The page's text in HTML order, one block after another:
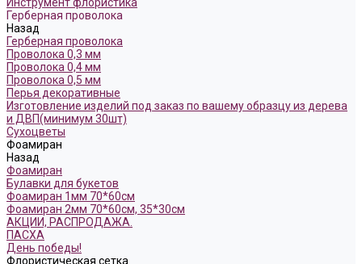
Герберная проволока
Назад
Герберная проволока
Проволока 0,3 мм
Проволока 0,4 мм
Проволока 0,5 мм
Перья декоративные
Изготовление изделий под заказ по вашему образцу из дерева
и ДВП(минимум 30шт)
Сухоцветы
Фоамиран
Назад
Фоамиран
Булавки для букетов
Фоамиран 1мм 70*60см
Фоамиран 2мм 70*60см, 35*30см
АКЦИИ, РАСПРОДАЖА.
ПАСХА
День победы!
Флористическая сетка